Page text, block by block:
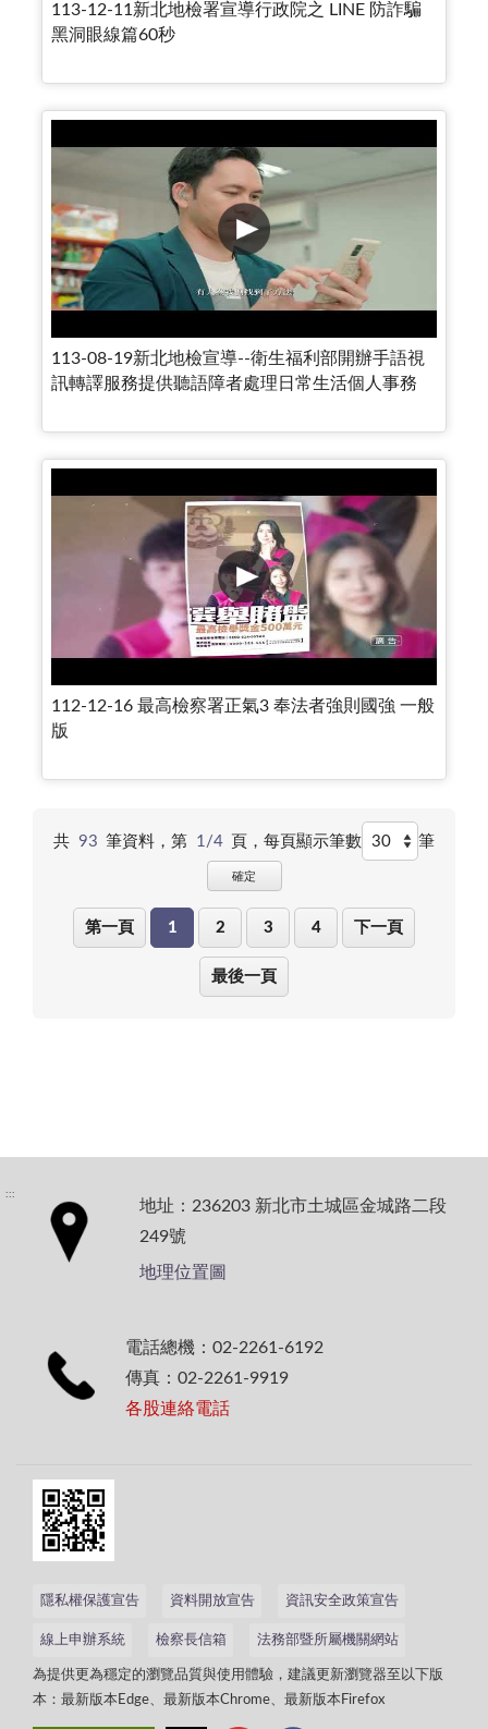
113-12-11新北地檢署宣導行政院之 LINE 防詐騙
黑洞眼線篇60秒
113-08-19新北地檢宣導--衛生福利部開辦手語視
訊轉譯服務提供聽語障者處理日常生活個人事務
112-12-16 最高檢察署正氣3 奉法者強則國強 一般
版
共 93 筆資料，第 1/4 頁，每頁顯示筆數 筆
確定
第一頁 1 2 3 4 下一頁
最後一頁
:::
地址：236203 新北市土城區金城路二段
249號
地理位置圖
電話總機：02-2261-6192
傳真：02-2261-9919
各股連絡電話
隱私權保護宣告 資料開放宣告 資訊安全政策宣告
線上申辦系統 檢察長信箱 法務部暨所屬機關網站
為提供更為穩定的瀏覽品質與使用體驗，建議更新瀏覽器至以下版
本：最新版本Edge、最新版本Chrome、最新版本Firefox